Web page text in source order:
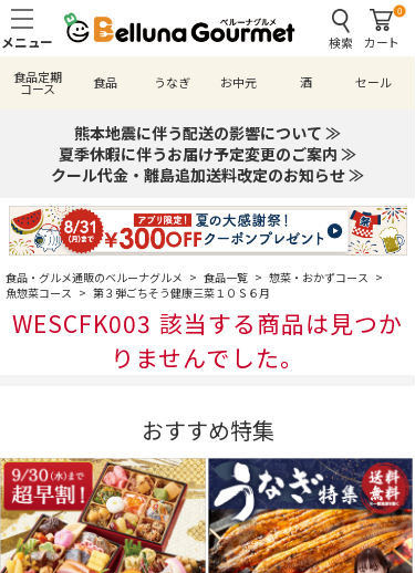
検索
0
カート
食品定期
コース 食品 うなぎ お中元 酒 セール
熊本地震に伴う配送の影響について ≫
夏季休暇に伴うお届け予定変更のご案内 ≫
クール代金・離島追加送料改定のお知らせ ≫
食品・グルメ通販のベルーナグルメ > 食品一覧 > 惣菜・おかずコース >
魚惣菜コース > 第３弾ごちそう健康三菜１０Ｓ６月
WESCFK003 該当する商品は見つか
りませんでした。
おすすめ特集